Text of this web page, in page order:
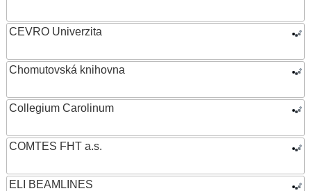
CEVRO Univerzita
Chomutovská knihovna
Collegium Carolinum
COMTES FHT a.s.
ELI BEAMLINES